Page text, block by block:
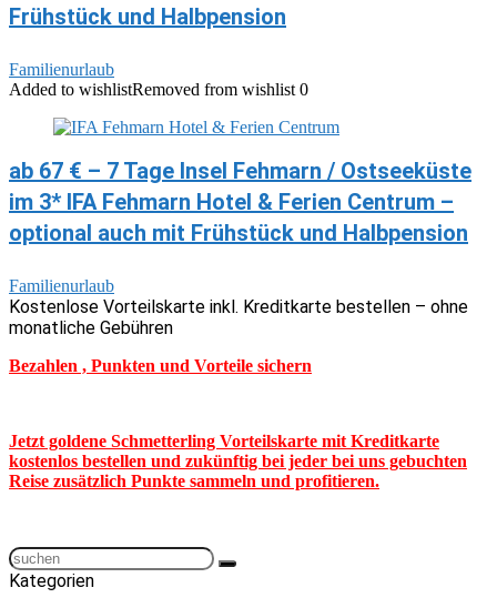
Frühstück und Halbpension
Familienurlaub
Added to wishlistRemoved from wishlist 0
ab 67 € – 7 Tage Insel Fehmarn / Ostseeküste
im 3* IFA Fehmarn Hotel & Ferien Centrum –
optional auch mit Frühstück und Halbpension
Familienurlaub
Kostenlose Vorteilskarte inkl. Kreditkarte bestellen – ohne
monatliche Gebühren
Bezahlen , Punkten und Vorteile sichern
Jetzt goldene Schmetterling Vorteilskarte mit Kreditkarte
kostenlos bestellen und zukünftig bei jeder bei uns gebuchten
Reise zusätzlich Punkte sammeln und profitieren.
Kategorien